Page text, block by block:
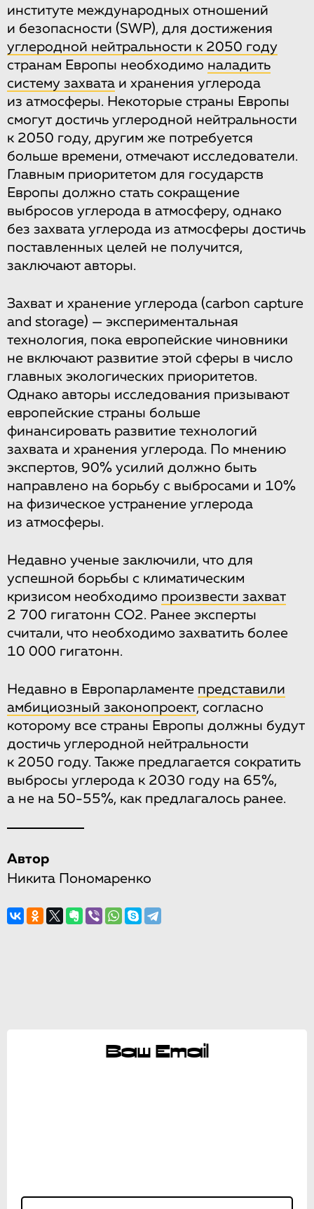
институте международных отношений
и безопасности (SWP), для достижения
углеродной нейтральности к 2050 году
странам Европы необходимо наладить
систему захвата и хранения углерода
из атмосферы. Некоторые страны Европы
смогут достичь углеродной нейтральности
к 2050 году, другим же потребуется
больше времени, отмечают исследователи.
Главным приоритетом для государств
Европы должно стать сокращение
выбросов углерода в атмосферу, однако
без захвата углерода из атмосферы достичь
поставленных целей не получится,
заключают авторы.
Захват и хранение углерода (carbon capture
and storage) — экспериментальная
технология, пока европейские чиновники
не включают развитие этой сферы в число
главных экологических приоритетов.
Однако авторы исследования призывают
европейские страны больше
финансировать развитие технологий
захвата и хранения углерода. По мнению
экспертов, 90% усилий должно быть
направлено на борьбу с выбросами и 10%
на физическое устранение углерода
из атмосферы.
Недавно ученые заключили, что для
успешной борьбы с климатическим
кризисом необходимо произвести захват
2 700 гигатонн CO2. Ранее эксперты
считали, что необходимо захватить более
10 000 гигатонн.
Недавно в Европарламенте представили
амбициозный законопроект, согласно
которому все страны Европы должны будут
достичь углеродной нейтральности
к 2050 году. Также предлагается сократить
выбросы углерода к 2030 году на 65%,
а не на 50-55%, как предлагалось ранее.
Автор
Никита Пономаренко
Ваш Email